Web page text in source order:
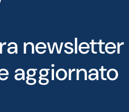
newsletter
aggiornato